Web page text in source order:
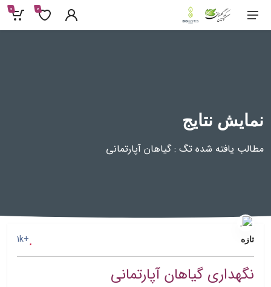
0
0
نمایش نتایج
مطالب یافته شده تگ : گیاهان آپارتمانی
تازه +1k
نگهداری گیاهان آپارتمانی